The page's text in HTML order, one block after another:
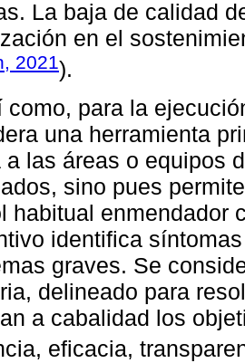
La baja de calidad
en el
2021).
como, para la
una herramienta
a las áreas o equipos
sino pues
habitual enmendador
identifica
graves. Se
delineado para
a cabalidad los
eficacia,